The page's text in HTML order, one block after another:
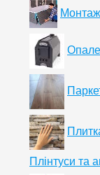
Плінтуси та